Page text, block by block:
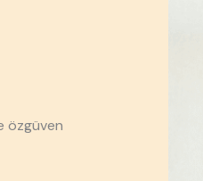
özgüven